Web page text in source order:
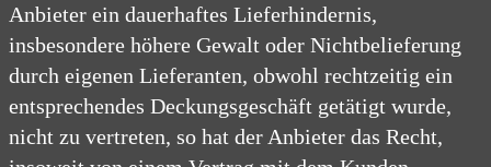
Anbieter ein dauerhaftes Lieferhindernis,
insbesondere höhere Gewalt oder Nichtbelieferung
durch eigenen Lieferanten, obwohl rechtzeitig ein
entsprechendes Deckungsgeschäft getätigt wurde,
nicht zu vertreten, so hat der Anbieter das Recht,